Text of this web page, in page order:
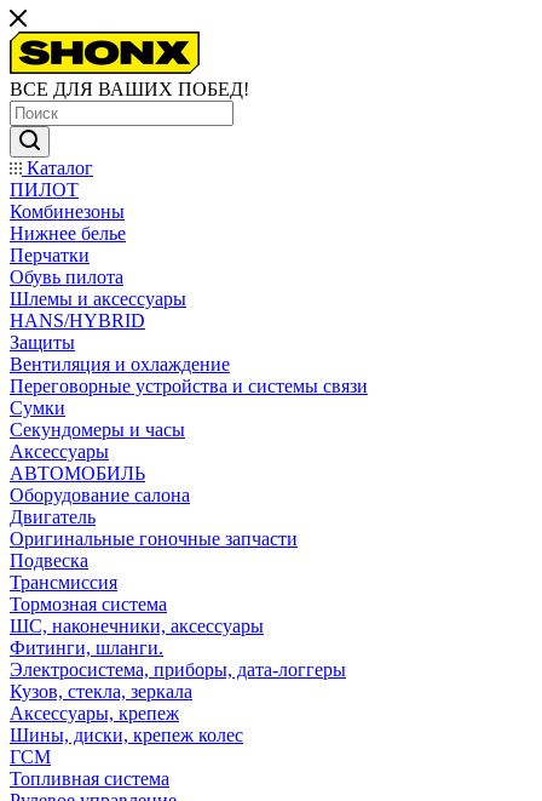
ВСЕ ДЛЯ ВАШИХ ПОБЕД!
Каталог
ПИЛОТ
Комбинезоны
Нижнее белье
Перчатки
Обувь пилота
Шлемы и аксессуары
HANS/HYBRID
Защиты
Вентиляция и охлаждение
Переговорные устройства и системы связи
Сумки
Секундомеры и часы
Аксессуары
АВТОМОБИЛЬ
Оборудование салона
Двигатель
Оригинальные гоночные запчасти
Подвеска
Трансмиссия
Тормозная система
ШС, наконечники, аксессуары
Фитинги, шланги.
Электросистема, приборы, дата-логгеры
Кузов, стекла, зеркала
Аксессуары, крепеж
Шины, диски, крепеж колес
ГСМ
Топливная система